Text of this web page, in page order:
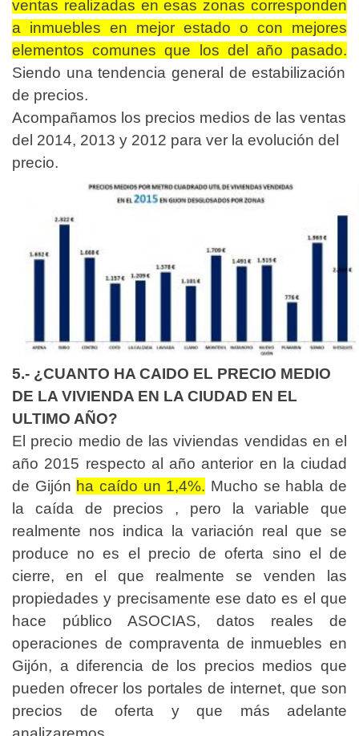
ventas realizadas en esas zonas corresponden
a inmuebles en mejor estado o con mejores
elementos comunes que los del año pasado.
Siendo una tendencia general de estabilización
de precios.
Acompañamos los precios medios de las ventas
del 2014, 2013 y 2012 para ver la evolución del
precio.
5.- ¿CUANTO HA CAIDO EL PRECIO MEDIO
DE LA VIVIENDA EN LA CIUDAD EN EL
ULTIMO AÑO?
El precio medio de las viviendas vendidas en el
año 2015 respecto al año anterior en la ciudad
de Gijón ha caído un 1,4%. Mucho se habla de
la caída de precios , pero la variable que
realmente nos indica la variación real que se
produce no es el precio de oferta sino el de
cierre, en el que realmente se venden las
propiedades y precisamente ese dato es el que
hace público ASOCIAS, datos reales de
operaciones de compraventa de inmuebles en
Gijón, a diferencia de los precios medios que
pueden ofrecer los portales de internet, que son
precios de oferta y que más adelante